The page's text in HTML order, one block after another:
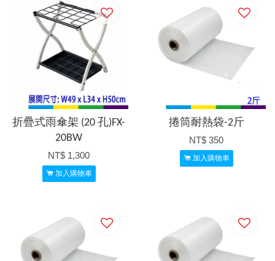
折疊式雨傘架 (20 孔)FX-
20BW
NT$ 1,300
加入購物車
捲筒耐熱袋-2斤
NT$ 350
加入購物車